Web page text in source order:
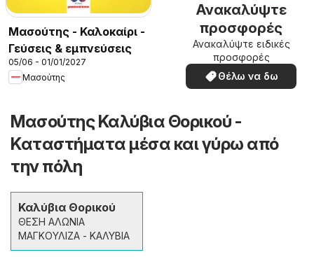
Μασούτης - Καλοκαίρι -
Γεύσεις & εμπνεύσεις
05/06 - 01/01/2027
Μασούτης
Ανακαλύψτε
προσφορές
Ανακαλύψτε ειδικές
προσφορές
Θέλω να δω
Μασούτης Καλύβια Θορικού -
Καταστήματα μέσα και γύρω από
την πόλη
Καλύβια Θορικού
ΘΕΣΗ ΑΛΩΝΙΑ
ΜΑΓΚΟΥΛΙΖΑ - ΚΑΛΥΒΙΑ